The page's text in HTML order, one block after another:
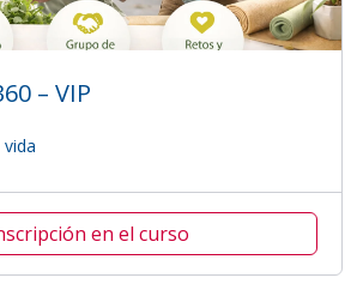
– VIP
en el curso